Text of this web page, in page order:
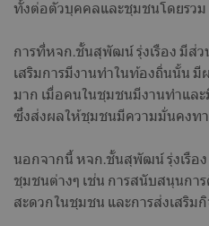
ทั้งต่อตัวบุคคลและชุมชนโดยรวม
การที่หจก.ชั้นสุพัฒน์ รุ่งเรือง มีส่ว
เสริมการมีงานทำในท้องถิ่นนั้น
มาก เมื่อคนในชุมชนมีงานทำแล
ซึ่งส่งผลให้ชุมชนมีความมั่นคงท
นอกจากนี้ หจก.ชั้นสุพัฒน์ รุ่งเรือ
ชุมชนต่างๆ เช่น การสนับสนุนกา
สะดวกในชุมชน และการส่งเสริม